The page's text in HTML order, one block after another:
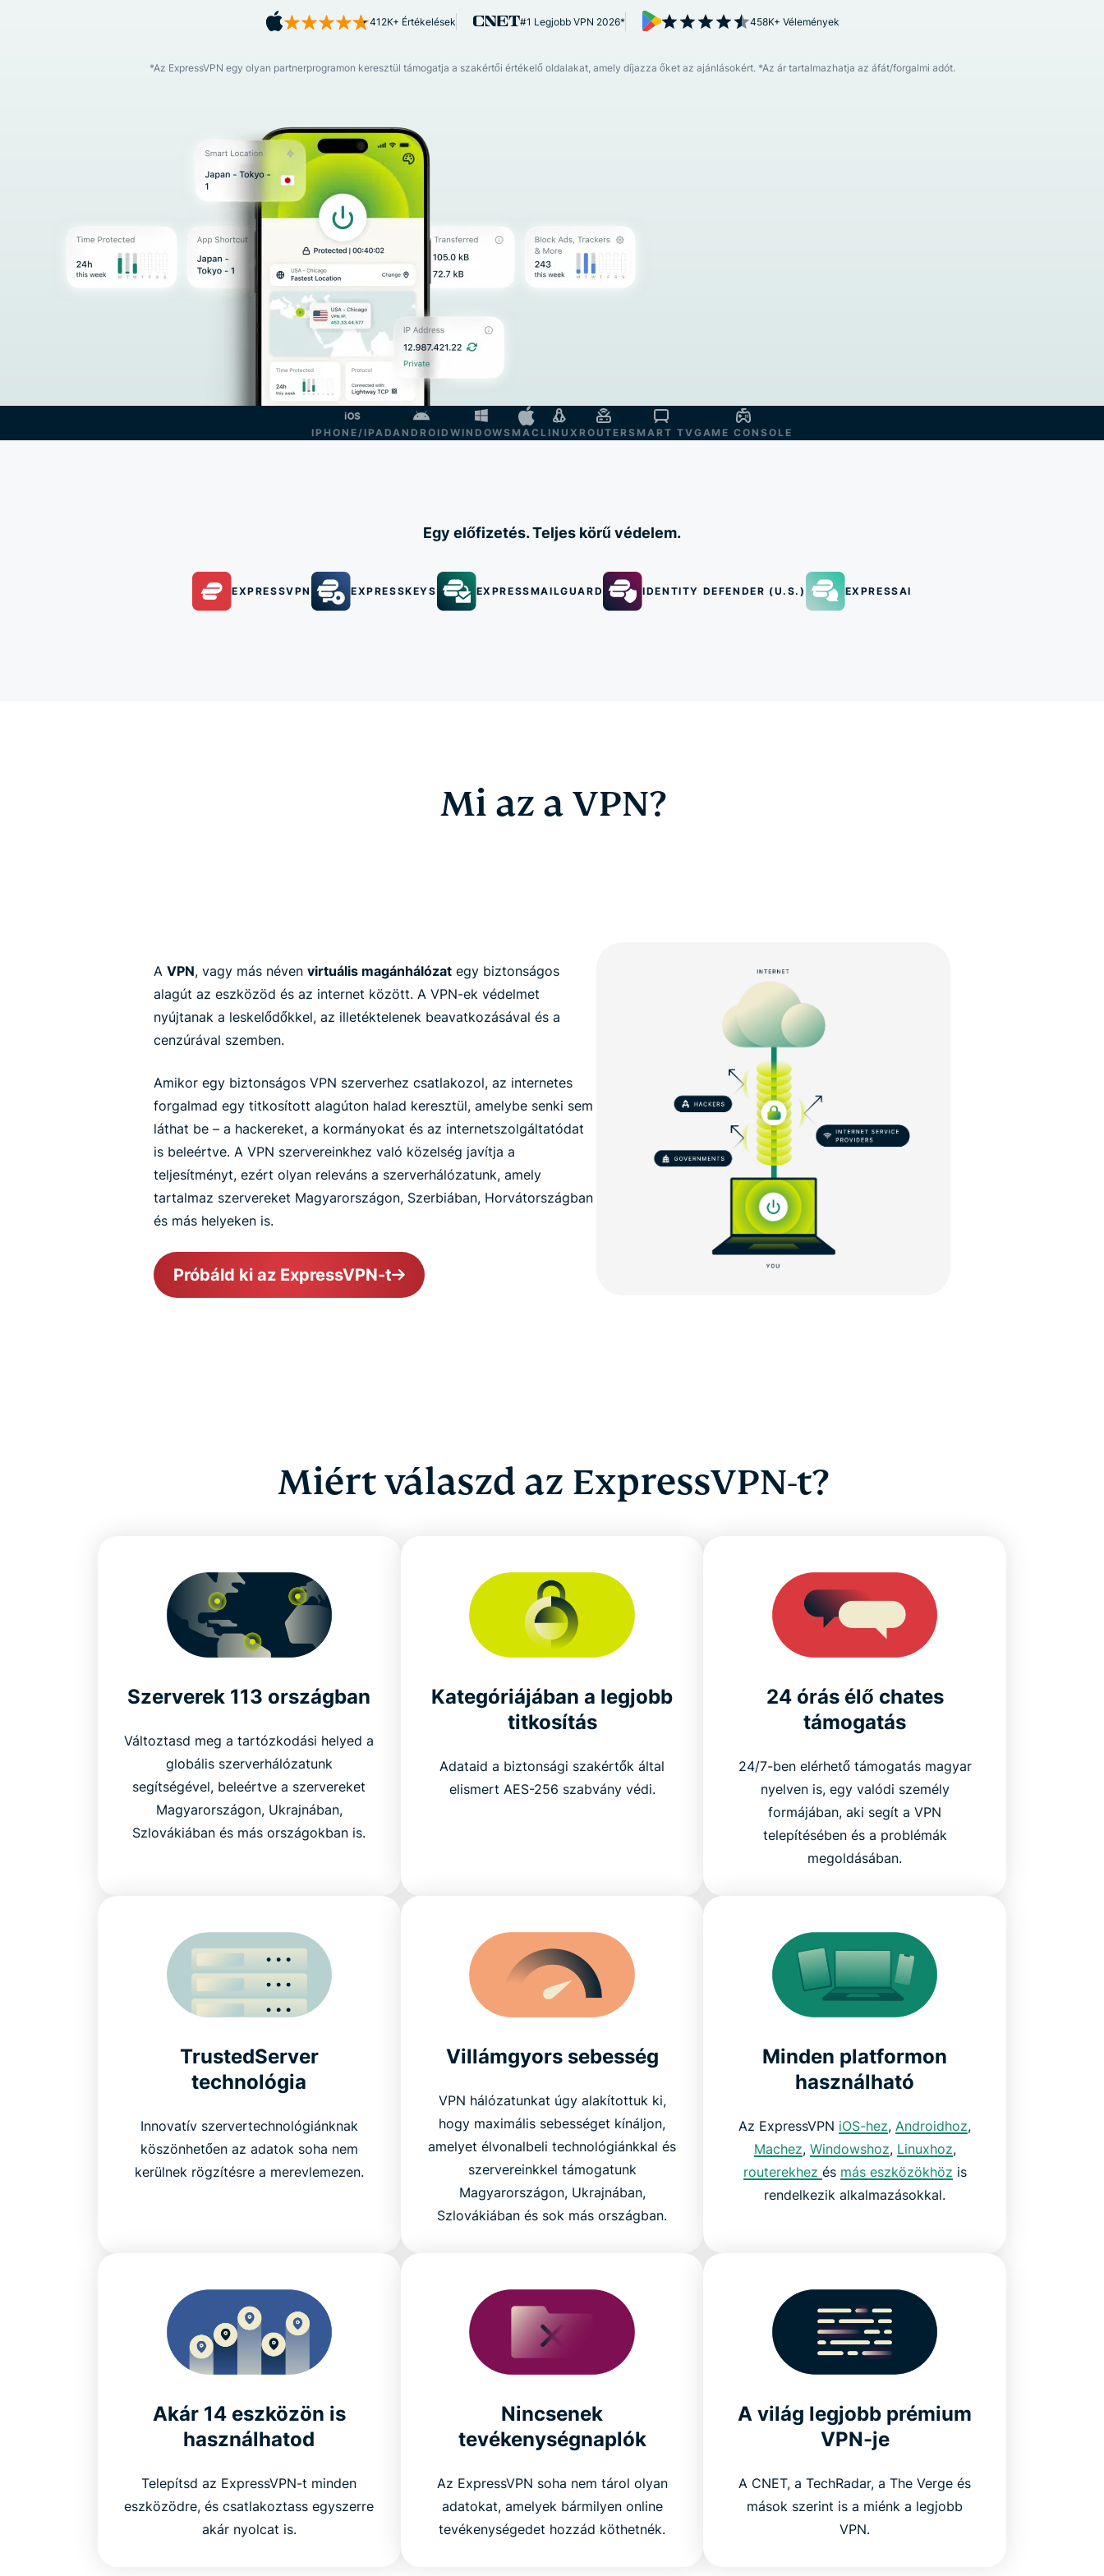
Összes termék megtekintése
még sok más.
előtérbe helyező
Identity
412K+ Értékelések #1 Legjobb VPN 2026* 458K+ Vélemények
*Az ExpressVPN egy olyan partnerprogramon keresztül támogatja a szakértői értékelő oldalakat, amely díjazza őket az ajánlásokért. *Az ár tartalmazhatja az áfát/forgalmi adót.
IPHONE/IPADANDROID WINDOWSMACLINUX ROUTERSMART TVGAME CONSOLE
Egy előfizetés. Teljes körű védelem.
EXPRESSVPN EXPRESSKEYS EXPRESSMAILGUARD IDENTITY DEFENDER (U.S.) EXPRESSAI
Mi az a VPN?
A VPN, vagy más néven virtuális magánhálózat egy biztonságos
alagút az eszközöd és az internet között. A VPN-ek védelmet
nyújtanak a leskelődőkkel, az illetéktelenek beavatkozásával és a
cenzúrával szemben.
Amikor egy biztonságos VPN szerverhez csatlakozol, az internetes
forgalmad egy titkosított alagúton halad keresztül, amelybe senki sem
láthat be – a hackereket, a kormányokat és az internetszolgáltatódat
is beleértve. A VPN szervereinkhez való közelség javítja a
teljesítményt, ezért olyan releváns a szerverhálózatunk, amely
tartalmaz szervereket Magyarországon, Szerbiában, Horvátországban
és más helyeken is.
Próbáld ki az ExpressVPN-t
Miért válaszd az ExpressVPN-t?
Szerverek 113 országban
Változtasd meg a tartózkodási helyed a
globális szerverhálózatunk
segítségével, beleértve a szervereket
Magyarországon, Ukrajnában,
Szlovákiában és más országokban is.
Kategóriájában a legjobb
titkosítás
Adataid a biztonsági szakértők által
elismert AES-256 szabvány védi.
24 órás élő chates
támogatás
24/7-ben elérhető támogatás magyar
nyelven is, egy valódi személy
formájában, aki segít a VPN
telepítésében és a problémák
megoldásában.
TrustedServer
technológia
Innovatív szervertechnológiánknak
köszönhetően az adatok soha nem
kerülnek rögzítésre a merevlemezen.
Villámgyors sebesség
VPN hálózatunkat úgy alakítottuk ki,
hogy maximális sebességet kínáljon,
amelyet élvonalbeli technológiánkkal és
szervereinkkel támogatunk
Magyarországon, Ukrajnában,
Szlovákiában és sok más országban.
Minden platformon
használható
Az ExpressVPN iOS-hez,Androidhoz,
Machez, Windowshoz, Linuxhoz,
routerekhez és más eszközökhöz is
rendelkezik alkalmazásokkal.
Akár 14 eszközön is
használhatod
Telepítsd az ExpressVPN-t minden
eszközödre, és csatlakoztass egyszerre
akár nyolcat is.
Nincsenek
tevékenységnaplók
Az ExpressVPN soha nem tárol olyan
adatokat, amelyek bármilyen online
tevékenységedet hozzád köthetnék.
A világ legjobb prémium
VPN-je
A CNET, a TechRadar, a The Verge és
mások szerint is a miénk a legjobb
VPN.